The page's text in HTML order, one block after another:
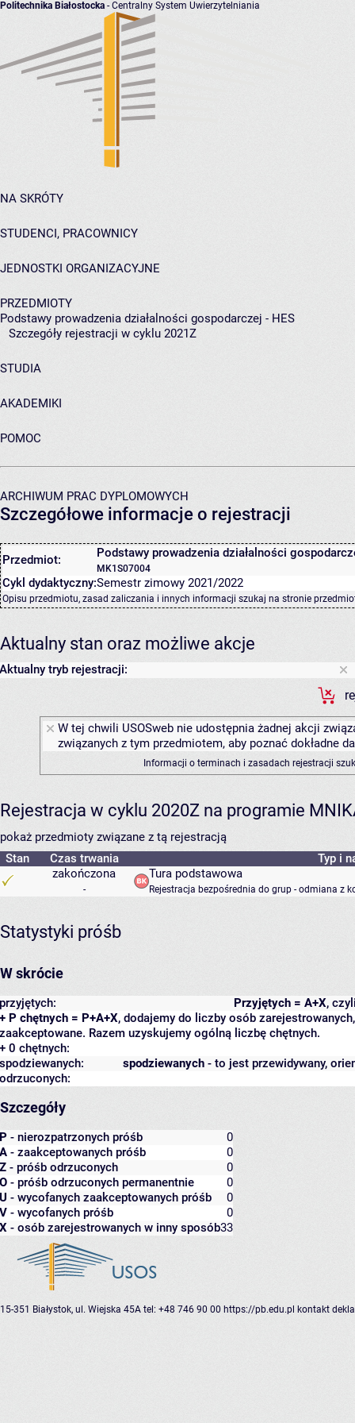
Politechnika Białostocka - Centralny System Uwierzytelniania
NA SKRÓTY
STUDENCI, PRACOWNICY
JEDNOSTKI ORGANIZACYJNE
PRZEDMIOTY
Podstawy prowadzenia działalności gospodarczej - HES
Szczegóły rejestracji w cyklu 2021Z
STUDIA
AKADEMIKI
POMOC
ARCHIWUM PRAC DYPLOMOWYCH
Szczegółowe informacje o rejestracji
Przedmiot: Podstawy prowadzenia działalności
MK1S07004
Cykl dydaktyczny:Semestr zimowy 2021/2022
Opisu przedmiotu, zasad zaliczania i innych informacji szukaj na stronie
Aktualny stan oraz możliwe akcje
Aktualny tryb rejestracji:
W tej chwili USOSweb nie udostępnia żadnej akcji
związanych z tym przedmiotem, aby poznać dokładne
Informacji o terminach i zasadach rejestracji
Rejestracja w cyklu 2020Z na programie
pokaż przedmioty związane z tą rejestracją
Stan
Czas trwania
Typ i
zakończona
-
Tura podstawowa
Rejestracja bezpośrednia do grup - odmiana z
Statystyki próśb
W skrócie
Przyjętych = A+X,
przyjętych:
+ P chętnych = P+A+X, dodajemy do liczby osób
zaakceptowane. Razem uzyskujemy ogólną liczbę chętnych.
+ 0 chętnych:
spodziewanych - to jest przewidywany,
spodziewanych:
odrzuconych:
Szczegóły
P - nierozpatrzonych próśb
0
A - zaakceptowanych próśb
0
Z - próśb odrzuconych
0
O - próśb odrzuconych permanentnie
0
U - wycofanych zaakceptowanych próśb
0
V - wycofanych próśb
0
X - osób zarejestrowanych w inny sposób33
15-351 Białystok, ul. Wiejska 45A tel: +48 746 90 00 https://pb.edu.pl kontakt